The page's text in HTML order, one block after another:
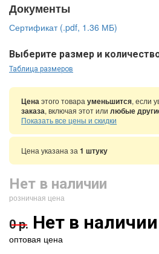
Документы
Сертификат (.pdf, 1.36 МБ)
Выберите размер и
Таблица размеров
Ценаэтого товара уменьшится, если
заказа, включая этот или любые
Показать все цены и скидки
Цена указана за 1 штуку
Нет в наличии
розничная цена
0 р. Нет в наличии
оптовая цена